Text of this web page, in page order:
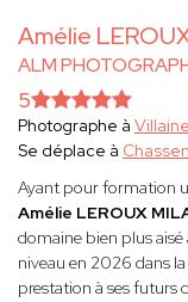
Amélie
ALM
5
Photographe à
Se déplace à
Ayant pour formation
Amélie LEROUX
domaine bien plus
niveau en 2026 dans
prestation à ses futurs